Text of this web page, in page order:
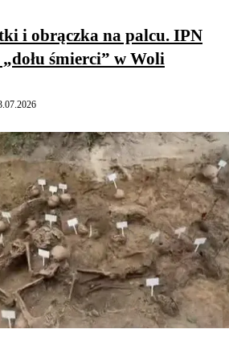
i obrączka na palcu. IPN
śmierci” w Woli